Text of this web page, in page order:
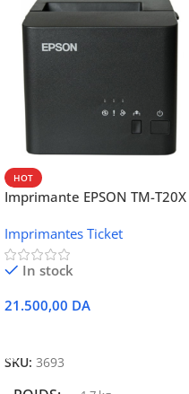
HOT
Imprimante EPSON TM-T20X
Ethernet
Imprimantes Ticket
In stock
21.500,00 DA
SKU: 3693